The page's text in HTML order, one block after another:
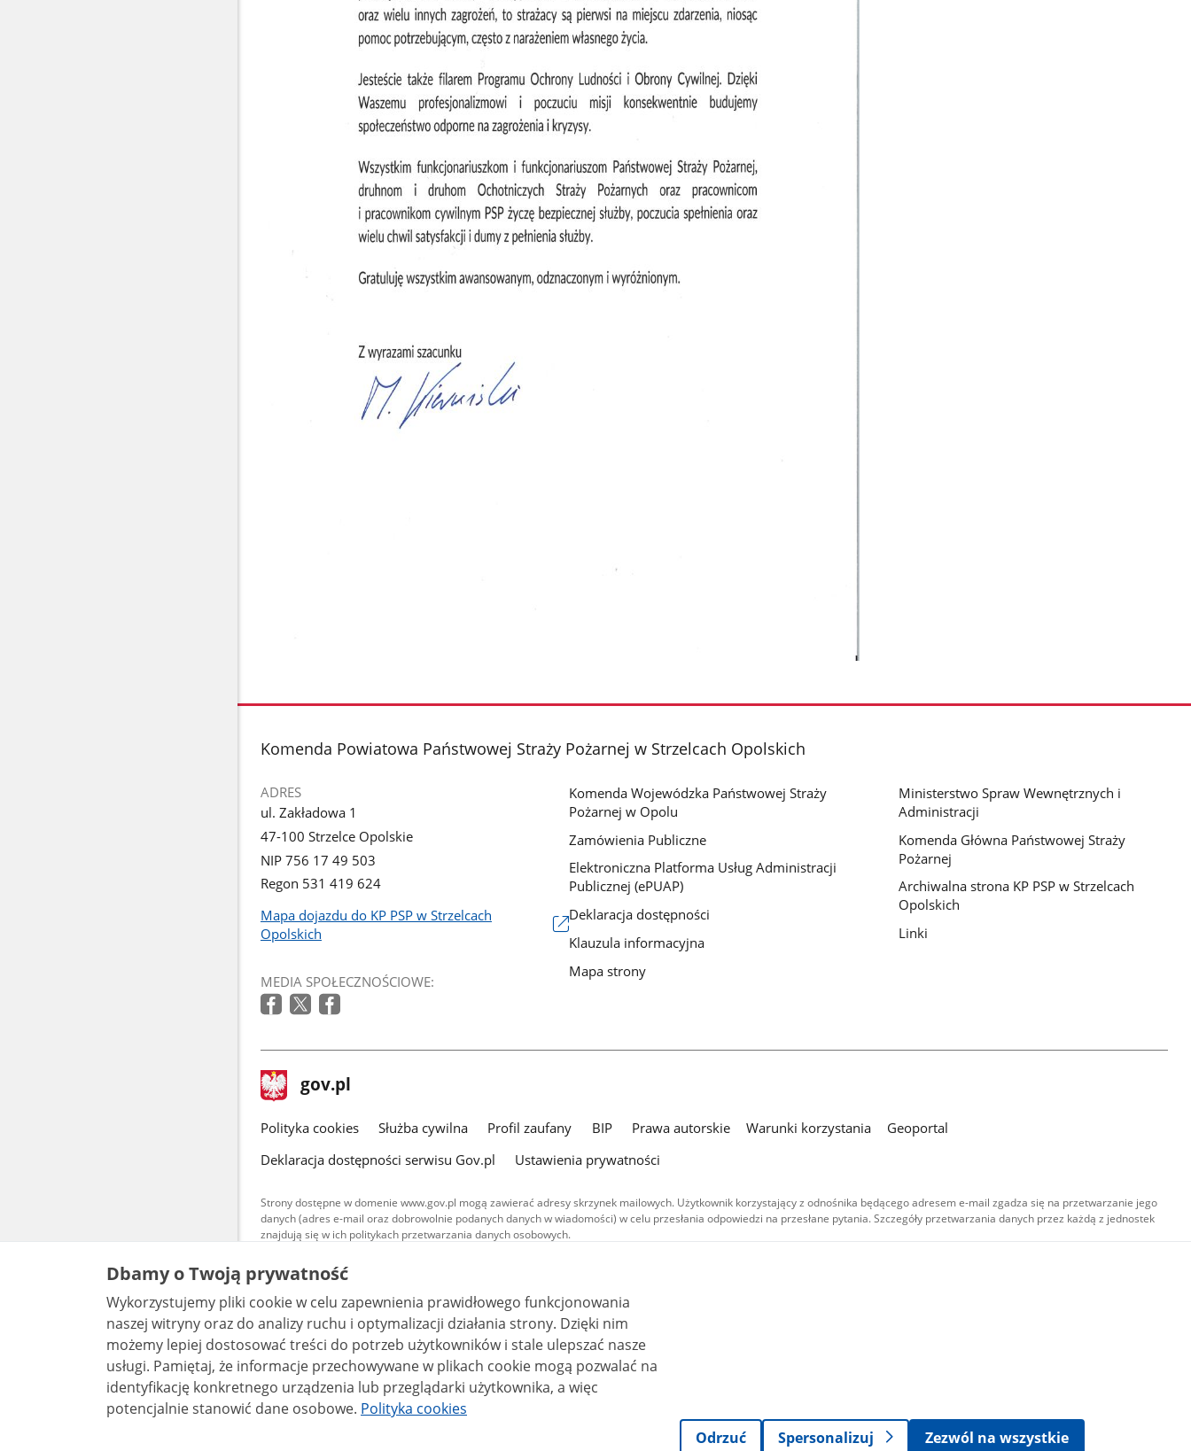
stopka
Komenda Powiatowa Państwowej Straży Pożarnej w Strzelcach Opolskich
ADRES
ul. Zakładowa 1
47-100 Strzelce Opolskie
NIP 756 17 49 503
Regon 531 419 624
Mapa dojazdu do KP PSP w Strzelcach
OpolskichLink
w
nowym
MEDIA SPOŁECZNOŚCIOWE:
Komenda Wojewódzka Państwowej Straży
Pożarnej w Opolu
Zamówienia Publiczne
Elektroniczna Platforma Usług Administracji
Publicznej (ePUAP)
Deklaracja dostępności
Klauzula informacyjna
Mapa strony
Ministerstwo Spraw Wewnętrznych i
Administracji
Komenda Główna Państwowej Straży
Pożarnej
Archiwalna strona KP PSP w Strzelcach
Opolskich
Linki
stopka
gov.pl Strona
gov.pl
gov.pl
Polityka cookies Służba cywilna Profil zaufany BIP Prawa autorskie Warunki korzystania
Geoportal
Deklaracja dostępności serwisu Gov.pl
Ustawienia prywatności
Strony dostępne w domenie www.gov.pl mogą zawierać adresy skrzynek mailowych. Użytkownik korzystający z odnośnika będącego adresem e-mail zgadza się na przetwarzanie jego
danych (adres e-mail oraz dobrowolnie podanych danych w wiadomości) w celu przesłania odpowiedzi na przesłane pytania. Szczegóły przetwarzania danych przez każdą z jednostek
znajdują się w ich politykach przetwarzania danych osobowych.
Treści tekstowe publikowane w serwisie (z wyłączeniem treści audiowizualnych), są
udostępniane na licencji typu Creative Commons: uznanie autorstwa - na tych samych
warunkach 4.0 (CC BY-SA 4.0). Materiały audiowizualne, w tym zdjęcia, materiały audio i wideo,
są udostępniane na licencji typu Creative Commons: uznanie autorstwa użycie niekomercyjne -
bez utworów zależnych 4.0 (CC BY-NC-ND 4.0), o ile nie jest to stwierdzone inaczej.
Dbamy o Twoją prywatność
Wykorzystujemy pliki cookie w celu zapewnienia prawidłowego funkcjonowania
naszej witryny oraz do analizy ruchu i optymalizacji działania strony. Dzięki nim
możemy lepiej dostosować treści do potrzeb użytkowników i stale ulepszać nasze
usługi. Pamiętaj, że informacje przechowywane w plikach cookie mogą pozwalać na
identyfikację konkretnego urządzenia lub przeglądarki użytkownika, a więc
potencjalnie stanowić dane osobowe. Polityka cookies
Odrzuć
Spersonalizuj Zezwól na wszystkie